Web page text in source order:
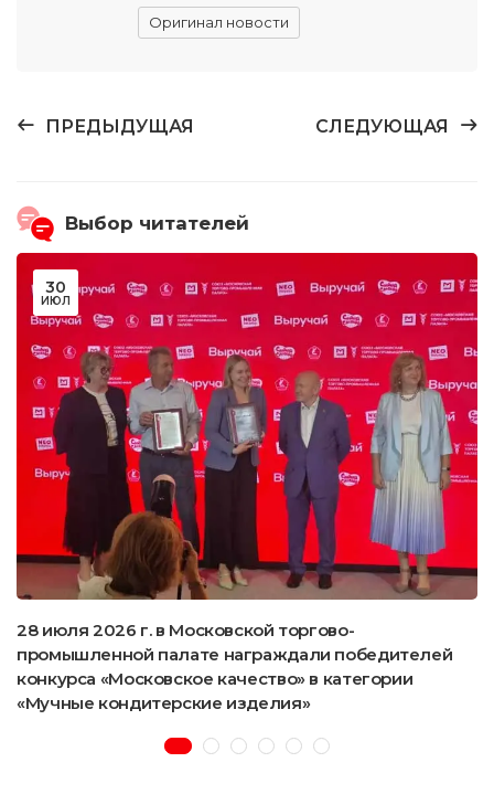
Оригинал новости
ПРЕДЫДУЩАЯ СЛЕДУЮЩАЯ
Выбор читателей
30
ИЮЛ
28 июля 2026 г. в Московской торгово-
промышленной палате награждали победителей
конкурса «Московское качество» в категории
«Мучные кондитерские изделия»